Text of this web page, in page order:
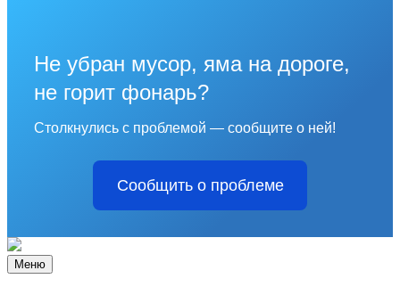
Не убран мусор, яма на дороге,
не горит фонарь?
Столкнулись с проблемой — сообщите о ней!
Сообщить о проблеме
Меню